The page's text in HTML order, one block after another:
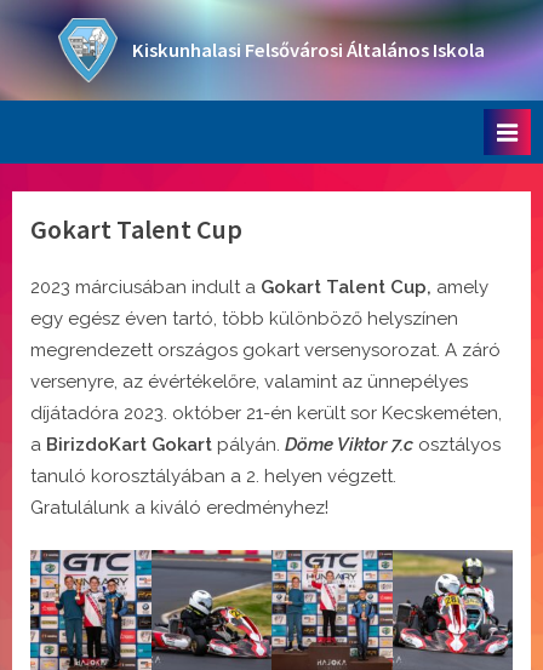
content
Kiskunhalasi Felsővárosi Általános Iskola
Gokart Talent Cup
2023 márciusában indult a Gokart Talent Cup, amely
egy egész éven tartó, több különböző helyszínen
megrendezett országos gokart versenysorozat. A záró
versenyre, az évértékelőre, valamint az ünnepélyes
díjátadóra 2023. október 21-én került sor Kecskeméten,
a BirizdoKart Gokart pályán. Döme Viktor 7.c osztályos
tanuló korosztályában a 2. helyen végzett.
Gratulálunk a kiváló eredményhez!